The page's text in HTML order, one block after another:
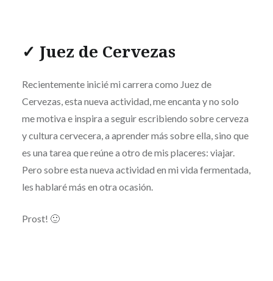
✓ Juez de Cervezas
Recientemente inicié mi carrera como Juez de
Cervezas, esta nueva actividad, me encanta y no solo
me motiva e inspira a seguir escribiendo sobre cerveza
y cultura cervecera, a aprender más sobre ella, sino que
es una tarea que reúne a otro de mis placeres: viajar.
Pero sobre esta nueva actividad en mi vida fermentada,
les hablaré más en otra ocasión.
Prost! 🙂